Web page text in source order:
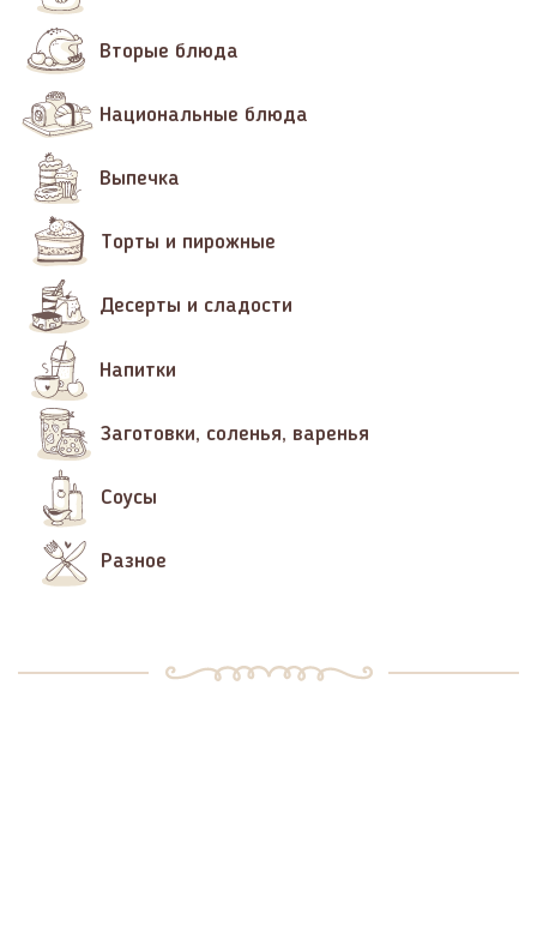
Вторые блюда
Национальные блюда
Выпечка
Торты и пирожные
Десерты и сладости
Напитки
Заготовки, соленья, варенья
Соусы
Разное